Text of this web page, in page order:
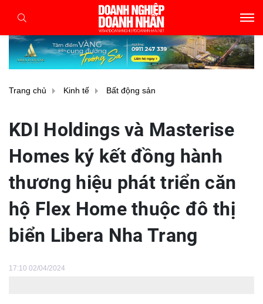
Trang chủ Kinh tế Bất động sản
KDI Holdings và Masterise
Homes ký kết đồng hành
thương hiệu phát triển căn
hộ Flex Home thuộc đô thị
biển Libera Nha Trang
17:10 02/04/2024